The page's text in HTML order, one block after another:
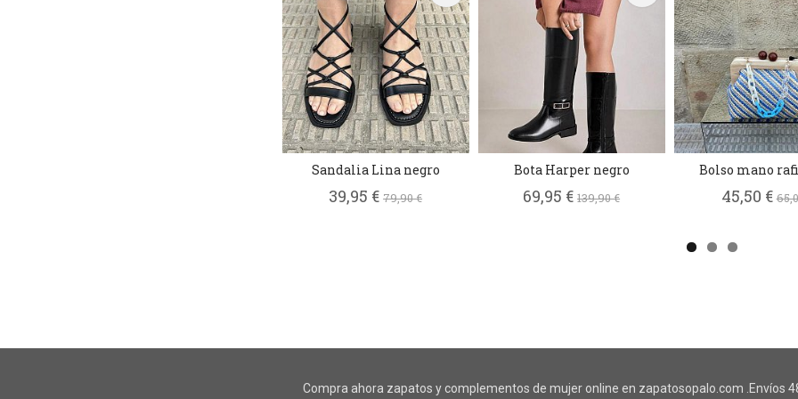
Sandalia Lina negro
39,95 €79,90 €
Bota Harper negro
69,95 €139,90 €
Bolso mano
45,50 €
Compra ahora zapatos y complementos de mujer online en zapatosopalo.com .Envíos